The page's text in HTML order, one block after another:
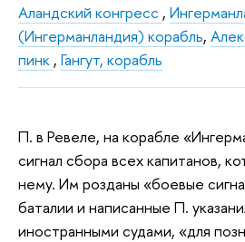
Аландский конгресс ,
(Ингерманландия) корабль,
пинк , Гангут, корабль
П. в Ревеле, на корабле
сигнал сбора всех капитанов,
нему. Им розданы «боевые
баталии и написанные П.
иностранными судами, «для